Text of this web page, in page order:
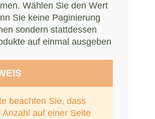
Wählen Sie den Wert
Sie keine Paginierung
sondern stattdessen
auf einmal ausgeben
beachten Sie, dass
Anzahl auf einer Seite